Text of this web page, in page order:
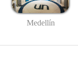
Medellín